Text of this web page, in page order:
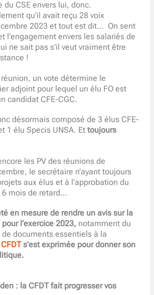
du CSE envers lui, donc.
qu’il avait reçu 28 voix
2023 et tout est dit… On sent
l’engagement envers les salariés de
ne sait pas s’il veut vraiment être
!
un vote détermine le
adjoint pour lequel un élu FO est
candidat CFE-CGC.
désormais composé de 3 élus CFE-
1 élu Specis UNSA. Et toujours
les PV des réunions de
le secrétaire n’ayant toujours
aux élus et à l’approbation du
6 mois de retard…
en mesure de rendre un avis sur la
l’exercice 2023, notamment du
de documents essentiels à la
CFDTs’est exprimée pour donner son
: la CFDT fait progresser vos